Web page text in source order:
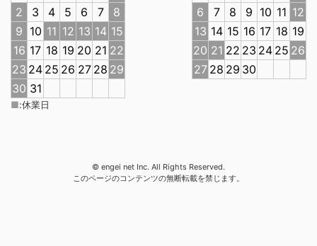
2
3 4 5 6 7
8
9 10 11 12 13 14 15
16 17 18 19 20 21 22
23 24 25 26 27 28 29
30 31
6
7 8 9 10 11 12
13 14 15 16 17 18 19
20 21 22 23 24 25 26
27 28 29 30
■:休業日
© engei net Inc. All Rights Reserved.
このページのコンテンツの無断転載を禁じます。